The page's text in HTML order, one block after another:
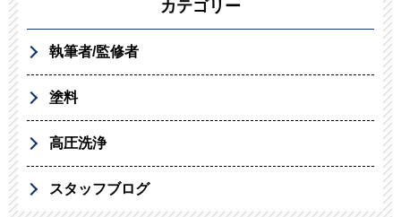
カテゴリー
執筆者/監修者
塗料
高圧洗浄
スタッフブログ